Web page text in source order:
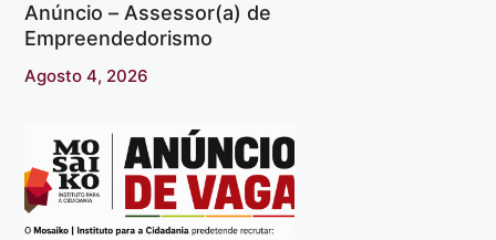
Anúncio – Assessor(a) de
Empreendedorismo
Agosto 4, 2026